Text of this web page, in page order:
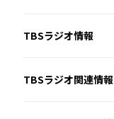
TBSラジオ情報
TBSラジオ関連情報